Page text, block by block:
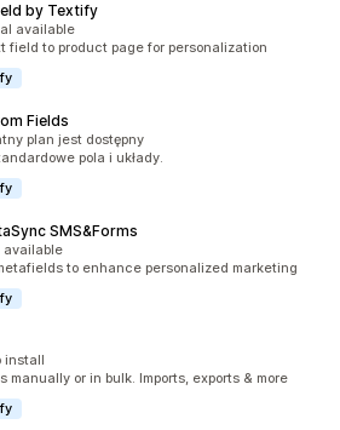
by Textify
131
available
field to product page for personalization
Fields
154
plan jest dostępny
pola i układy.
SMS&Forms
6
available
to enhance personalized marketing
218
install
manually or in bulk. Imports, exports & more